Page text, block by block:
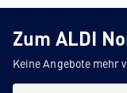
Zum ALDI
Keine Angebote mehr